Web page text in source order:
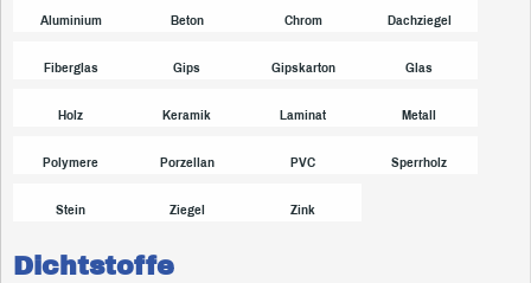
Aluminium Beton Chrom Dachziegel
Fiberglas Gips Gipskarton Glas
Holz Keramik Laminat Metall
Polymere Porzellan PVC Sperrholz
Stein Ziegel Zink
Dichtstoffe